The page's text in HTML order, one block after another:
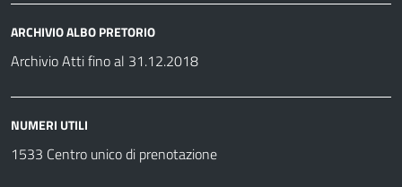
ARCHIVIO ALBO PRETORIO
Archivio Atti fino al 31.12.2018
NUMERI UTILI
1533 Centro unico di prenotazione